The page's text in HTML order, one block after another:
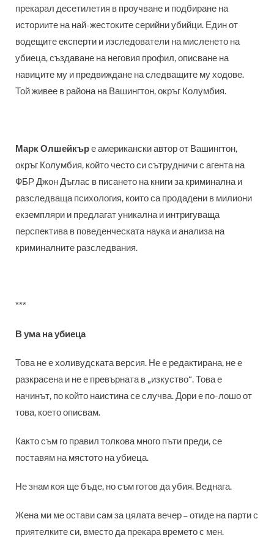
прекарал десетилетия в проучване и подбиране на
историите на най-жестоките серийни убийци. Един от
водещите експерти и изследователи на мисленето на
убиеца, създаване на неговия профил, описване на
навиците му и предвиждане на следващите му ходове.
Той живее в района на Вашингтон, окръг Колумбия.
Марк Олшейкъре американски автор от Вашингтон,
окръг Колумбия, който често си сътрудничи с агента на
ФБР Джон Дъглас в писането на книги за криминална и
разследваща психология, които са продадени в милиони
екземпляри и предлагат уникална и интригуваща
перспектива в поведенческата наука и анализа на
криминалните разследвания.
***
В ума на убиеца
Това не е холивудската версия. Не е редактирана, не е
разкрасена и не е превърната в „изкуство“. Това е
начинът, по който наистина се случва. Дори е по-лошо от
това, което описвам.
Както съм го правил толкова много пъти преди, се
поставям на мястото на убиеца.
Не знам коя ще бъде, но съм готов да убия. Веднага.
Жена ми ме остави сам за цялата вечер – отиде на парти с
приятелките си, вместо да прекара времето с мен.